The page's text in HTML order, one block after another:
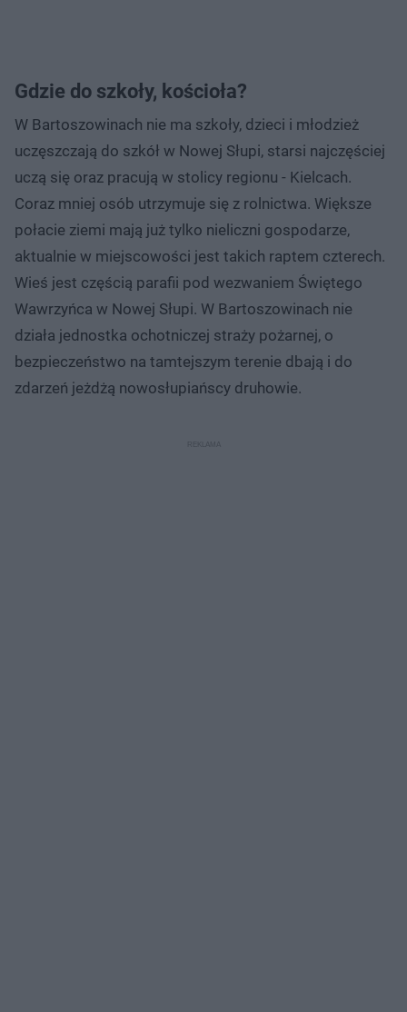
Gdzie do szkoły, kościoła?
W Bartoszowinach nie ma szkoły, dzieci i młodzież
uczęszczają do szkół w Nowej Słupi, starsi najczęściej
uczą się oraz pracują w stolicy regionu - Kielcach.
Coraz mniej osób utrzymuje się z rolnictwa. Większe
połacie ziemi mają już tylko nieliczni gospodarze,
aktualnie w miejscowości jest takich raptem czterech.
Wieś jest częścią parafii pod wezwaniem Świętego
Wawrzyńca w Nowej Słupi. W Bartoszowinach nie
działa jednostka ochotniczej straży pożarnej, o
bezpieczeństwo na tamtejszym terenie dbają i do
zdarzeń jeżdżą nowosłupiańscy druhowie.